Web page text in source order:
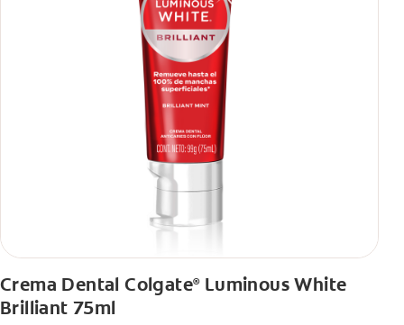
Crema Dental Colgate®Luminous White
Brilliant 75ml